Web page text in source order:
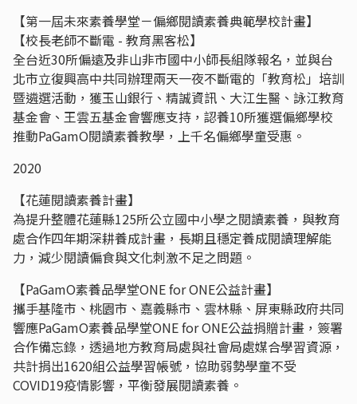
【第一屆未來素養學堂－偏鄉閱讀素養典範學校計畫】
【校長老師不斷電 - 教育黑客松】
全台近30所偏遠及非山非市國中小師長組隊報名，並與台
北市立復興高中共同辦理兩天一夜不斷電的「教育松」培訓
暨遴選活動，獲玉山銀行、精誠資訊、大江生醫、詠江教育
基金會、王雲五基金會響應支持，認養10所獲選偏鄉學校
推動PaGamO閱讀素養教學，上千名偏鄉學童受惠。
2020
【花蓮閱讀素養計畫】
為提升整體花蓮縣125所公立國中小學之閱讀素養，與教育
處合作四年期深耕養成計畫，長期且穩定養成閱讀理解能
力，減少閱讀偏食與文化刺激不足之問題。
【PaGamO素養品學堂ONE for ONE公益計畫】
攜手基隆市、桃園市、嘉義縣市、雲林縣、屏東縣政府共同
響應PaGamO素養品學堂ONE for ONE公益捐贈計畫，簽署
合作備忘錄，透過地方教育局處與社會局處媒合學習資源，
共計捐出1620組公益學習帳號，協助弱勢學童不受
COVID19疫情影響，平衡發展閱讀素養。